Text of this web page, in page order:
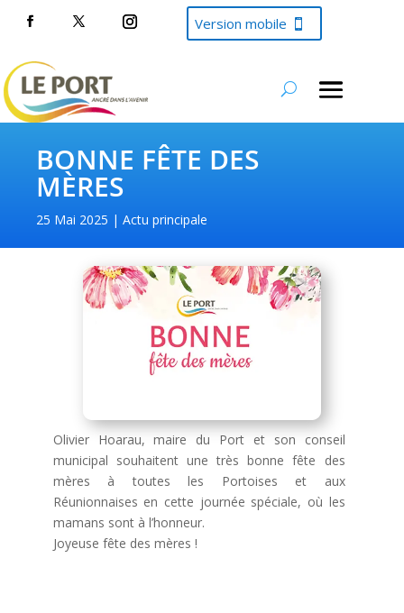
Version mobile
BONNE FÊTE DES
MÈRES
25 Mai 2025 Actu principale
Olivier Hoarau, maire du Port et son conseil
municipal souhaitent une très bonne fête des
mères à toutes les Portoises et aux
Réunionnaises en cette journée spéciale, où les
mamans sont à l’honneur.
Joyeuse fête des mères !